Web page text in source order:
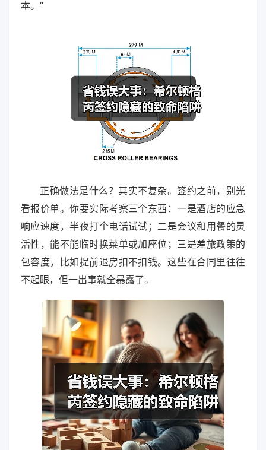
本。”
正确做法是什么？其实不复杂。签约之前，别光
看报价单。你要实际考察三个东西：一是酒店的应急
响应速度，半夜打个电话试试；二是会议和用餐的灵
活性，能不能临时换菜单或加座位；三是差旅政策的
包容度，比如提前退房扣不扣钱。这些在合同里往往
不起眼，但一出事就全暴露了。